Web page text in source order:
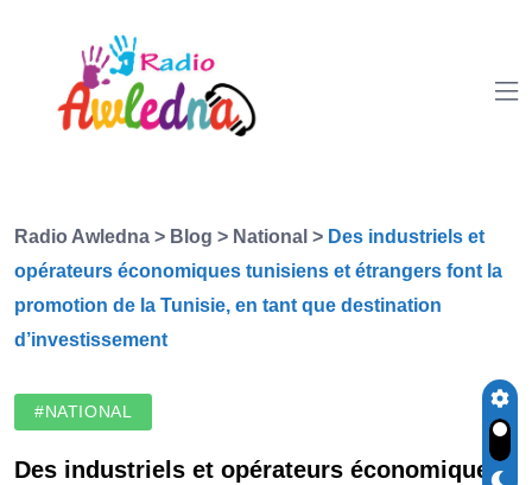
Radio Awledna > Blog > National > Des industriels et
opérateurs économiques tunisiens et étrangers font la
promotion de la Tunisie, en tant que destination
d’investissement
#NATIONAL
Des industriels et opérateurs économiques